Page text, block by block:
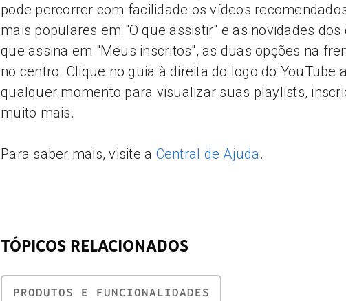
pode percorrer com facilidade os vídeos
mais populares em "O que assistir" e as novidades dos
que assina em "Meus inscritos", as duas opções na
no centro. Clique no guia à direita do logo do YouTube a
qualquer momento para visualizar suas playlists,
muito mais.
Para saber mais, visite a Central de Ajuda.
TÓPICOS RELACIONADOS
PRODUTOS E FUNCIONALIDADES